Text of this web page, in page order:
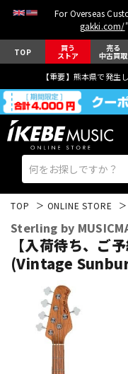
For Overseas
gakki.com/
TOP 買う
ストア
売る
中古買取
【重要】熊本県で発生
エレキギター
ベース
TOP ONLINE STORE
Sterling by
【入荷待ち、ご
(Vintage